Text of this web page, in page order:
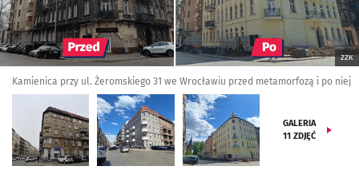
ZZK
Kamienica przy ul. Żeromskiego 31 we Wrocławiu przed metamorfozą i po niej
GALERIA
11 ZDJĘĆ